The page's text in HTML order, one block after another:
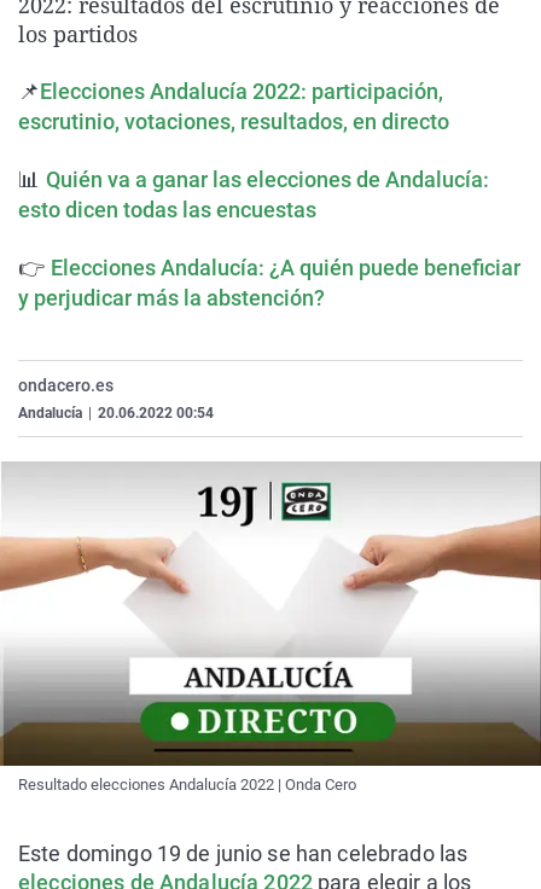
La rosa de los vientos
Como el perro y el
Caso
Equipo de
Extremadura
La Rioja
País Vasco
Virales
Elecciones
los partidos
📌Elecciones Andalucía 2022: participación,
escrutinio, votaciones, resultados, en directo
📊 Quién va a ganar las elecciones de Andalucía:
esto dicen todas las encuestas
👉 Elecciones Andalucía: ¿A quién puede beneficiar
y perjudicar más la abstención?
ondacero.es
Andalucía 20.06.2022 00:54
Resultado elecciones Andalucía 2022 | Onda Cero
Este domingo 19 de junio se han celebrado las
elecciones de Andalucía 2022para elegir a los